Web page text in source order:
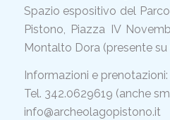
Spazio espositivo del
Pistono, Piazza IV
Montalto Dora (presente
Informazioni e prenotazioni:
Tel. 342.0629619 (anche
info@archeolagopistono.it